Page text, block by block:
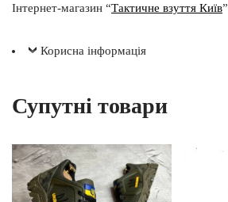
Інтернет-магазин “Тактичне взуття Київ”
Корисна інформація
Супутні товари